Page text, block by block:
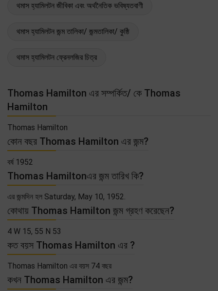
থমাস হ্যামিলটন জীবিকা এবং অর্থনৈতিক ভবিষ্যতবাণী
থমাস হ্যামিলটন জন্ম তালিকা/ জন্মতালিকা/ কুষ্ঠি
থমাস হ্যামিলটন ফ্রেনলজির চিত্র
Thomas Hamilton এর সম্পর্কিত/ কে Thomas
Hamilton
Thomas Hamilton
কোন বছর Thomas Hamilton এর জন্ম?
বর্ষ 1952
Thomas Hamiltonএর জন্ম তারিখ কি?
এর জন্মদিন হল Saturday, May 10, 1952.
কোথায় Thomas Hamilton জন্ম গ্রহণ করেছেন?
4 W 15, 55 N 53
কত বয়স Thomas Hamilton এর ?
Thomas Hamilton এর বয়স 74 বছর
কখন Thomas Hamilton এর জন্ম?